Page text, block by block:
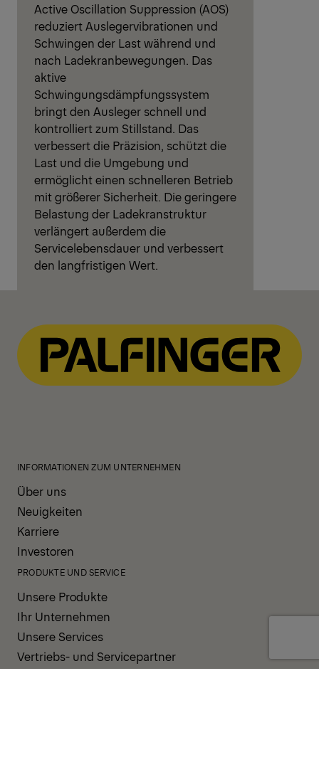
Active Oscillation Suppression (AOS)
reduziert Auslegervibrationen und
Schwingen der Last während und
nach Ladekranbewegungen. Das
aktive
Schwingungsdämpfungssystem
bringt den Ausleger schnell und
kontrolliert zum Stillstand. Das
verbessert die Präzision, schützt die
Last und die Umgebung und
ermöglicht einen schnelleren Betrieb
mit größerer Sicherheit. Die geringere
Belastung der Ladekranstruktur
verlängert außerdem die
Servicelebensdauer und verbessert
den langfristigen Wert.
INFORMATIONEN ZUM UNTERNEHMEN
Über uns
Neuigkeiten
Karriere
Investoren
PRODUKTE UND SERVICE
Unsere Produkte
Ihr Unternehmen
Unsere Services
Vertriebs- und Servicepartner